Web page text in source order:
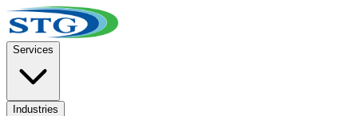
Services
Industries